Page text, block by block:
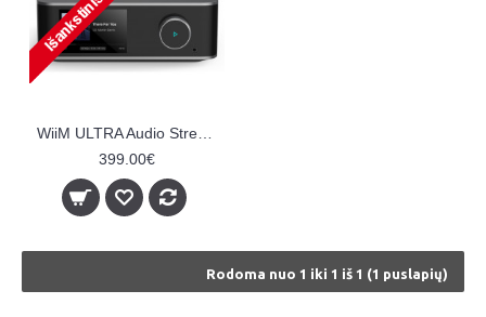
399.00€
Rodoma nuo 1 iki 1 iš 1 (1 puslapių)